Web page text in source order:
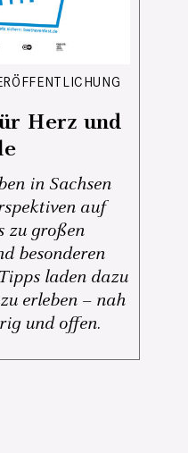
Herz und
in Sachsen
auf
zu großen
besonderen
laden dazu
erleben – nah
und offen.